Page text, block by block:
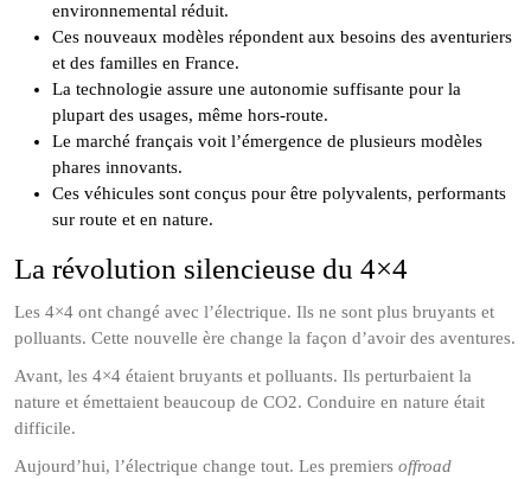
environnemental réduit.
Ces nouveaux modèles répondent aux besoins des aventuriers
et des familles en France.
La technologie assure une autonomie suffisante pour la
plupart des usages, même hors-route.
Le marché français voit l’émergence de plusieurs modèles
phares innovants.
Ces véhicules sont conçus pour être polyvalents, performants
sur route et en nature.
La révolution silencieuse du 4×4
Les 4×4 ont changé avec l’électrique. Ils ne sont plus bruyants et
polluants. Cette nouvelle ère change la façon d’avoir des aventures.
Avant, les 4×4 étaient bruyants et polluants. Ils perturbaient la
nature et émettaient beaucoup de CO2. Conduire en nature était
difficile.
Aujourd’hui, l’électrique change tout. Les premiers offroad